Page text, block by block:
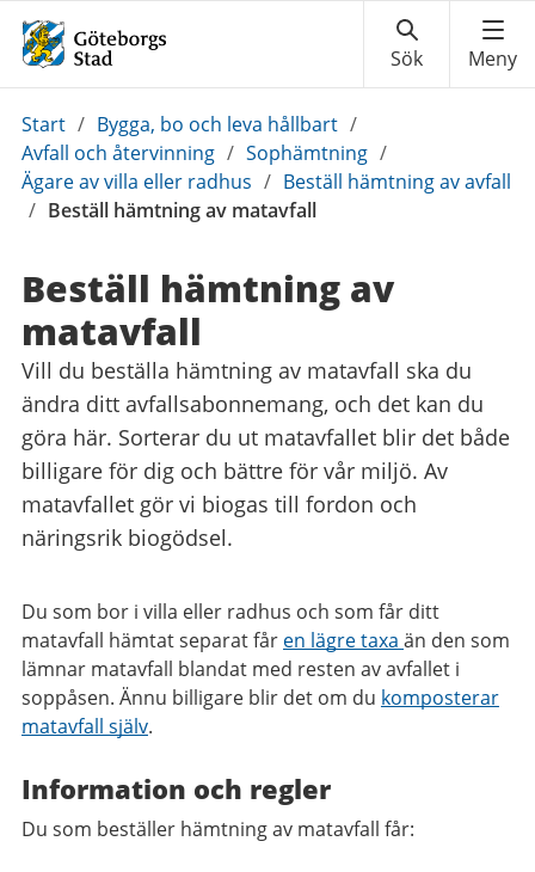
Du
är
här:
Start / Bygga, bo och leva hållbart /
Avfall och återvinning / Sophämtning /
Ägare av villa eller radhus / Beställ hämtning av avfall
/ Beställ hämtning av matavfall
Beställ hämtning av
matavfall
Vill du beställa hämtning av matavfall ska du
ändra ditt avfallsabonnemang, och det kan du
göra här. Sorterar du ut matavfallet blir det både
billigare för dig och bättre för vår miljö. Av
matavfallet gör vi biogas till fordon och
näringsrik biogödsel.
Du som bor i villa eller radhus och som får ditt
matavfall hämtat separat får en lägre taxa än den som
lämnar matavfall blandat med resten av avfallet i
soppåsen. Ännu billigare blir det om du komposterar
matavfall själv.
Information och regler
Du som beställer hämtning av matavfall får: